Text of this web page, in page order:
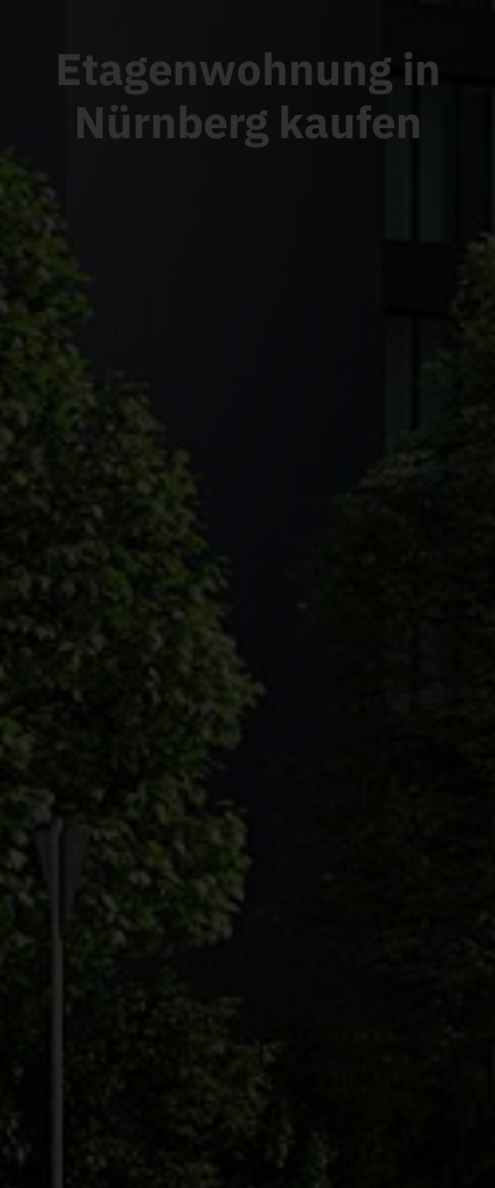
Etagenwohnung in
Nürnberg kaufen